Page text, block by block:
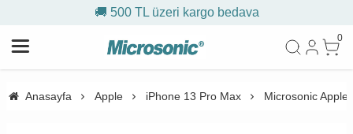
🚚 500 TL üzeri kargo bedava
0
Anasayfa Apple iPhone 13 Pro Max Microsonic Apple